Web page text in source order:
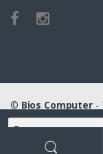
© Bios Computer-
Buscar